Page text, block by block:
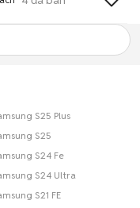
S25 Plus
S25
S24 Fe
S24 Ultra
S21 FE